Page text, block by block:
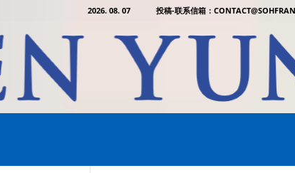
2026. 08. 07 投稿-联系信箱：